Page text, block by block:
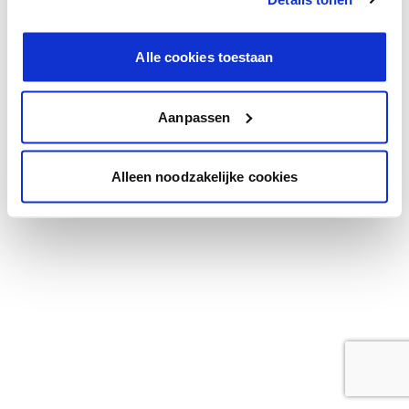
Alle cookies toestaan
Aanpassen
Alleen noodzakelijke cookies
browser console for more information).